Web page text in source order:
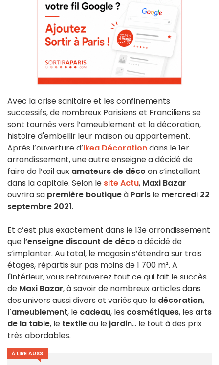
Avec la crise sanitaire et les confinements
successifs, de nombreux Parisiens et Franciliens se
sont tournés vers l’ameublement et la décoration,
histoire d'embellir leur maison ou appartement.
Après l’ouverture d’Ikea Décorationdans le 1er
arrondissement, une autre enseigne a décidé de
faire de l’œil aux amateurs de déco en s’installant
dans la capitale. Selon le site Actu, Maxi Bazar
ouvrira sa première boutiqueà Paris le mercredi 22
septembre 2021.
Et c’est plus exactement dans le 13e arrondissement
que l’enseigne discount de déco a décidé de
s’implanter. Au total, le magasin s’étendra sur trois
étages, répartis sur pas moins de 1 700 m². A
l'intérieur, vous retrouverez tout ce qui fait le succès
de Maxi Bazar, à savoir de nombreux articles dans
des univers aussi divers et variés que la décoration,
l'ameublement, le cadeau, les cosmétiques, les arts
de la table, le textileou le jardin... le tout à des prix
très abordables.
À LIRE AUSSI